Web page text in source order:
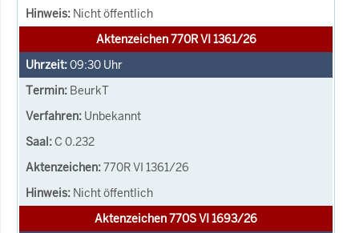
Nicht öffentlich
Aktenzeichen 770R VI 1361/26
09:30 Uhr
BeurkT
Unbekannt
C 0.232
770R VI 1361/26
Nicht öffentlich
Aktenzeichen 770S VI 1693/26